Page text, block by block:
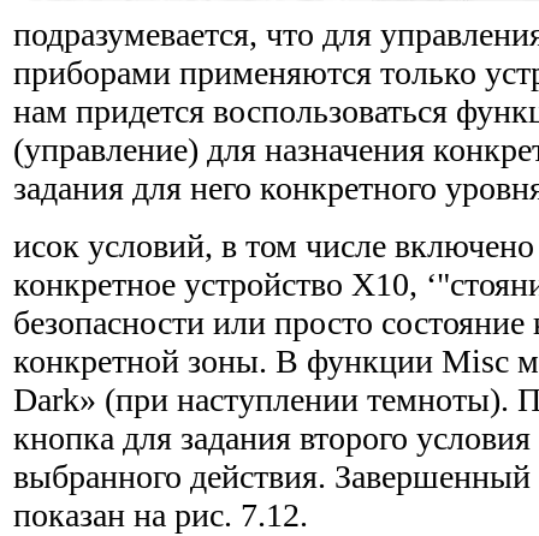
подразумевается, что для
приборами применяются только
нам придется воспользоваться
(управление) для назначения
задания для него конкретного
исок условий, в том числе
конкретное устройство Х10,
безопасности или просто состояние
конкретной зоны. В функции Misc
Dark» (при наступлении темноты).
кнопка для задания второго
выбранного действия.
показан на рис. 7.12.